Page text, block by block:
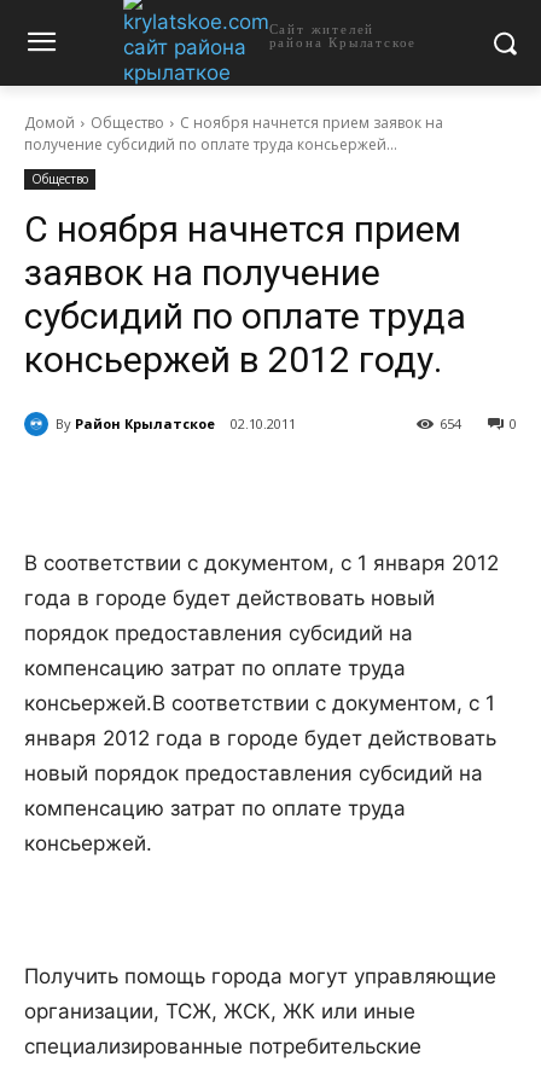
Сайт жителей
района Крылатское
Домой Общество
С ноября начнется прием заявок на
получение субсидий по оплате труда консьержей...
Общество
С ноября начнется прием
заявок на получение
субсидий по оплате труда
консьержей в 2012 году.
By Район Крылатское 02.10.2011 0
654
В соответствии с документом, с 1 января 2012
года в городе будет действовать новый
порядок предоставления субсидий на
компенсацию затрат по оплате труда
консьержей.В соответствии с документом, с 1
января 2012 года в городе будет действовать
новый порядок предоставления субсидий на
компенсацию затрат по оплате труда
консьержей.
Получить помощь города могут управляющие
организации, ТСЖ, ЖСК, ЖК или иные
специализированные потребительские